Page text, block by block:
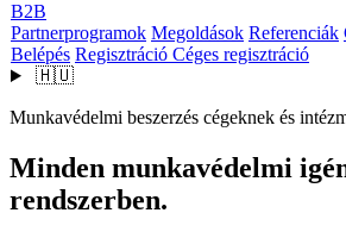
B2B
Partnerprogramok Megoldások Referenciák
Belépés Regisztráció Céges regisztráció
🇭🇺
Munkavédelmi beszerzés cégeknek és
Minden munkavédelmi
rendszerben.